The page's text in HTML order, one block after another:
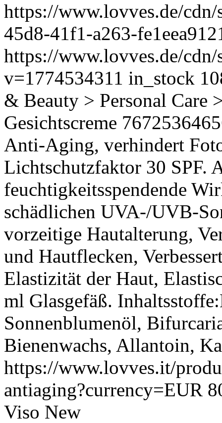
https://www.lovves.de/
45d8-41f1-a263-
https://www.lovves.de/
v=1774534311 in_stock
& Beauty > Personal Care
Gesichtscreme
Anti-Aging, verhindert
Lichtschutzfaktor 30 SPF.
feuchtigkeitsspendende
schädlichen UVA-/UVB-
vorzeitige Hautalterung,
und Hautflecken,
Elastizität der Haut,
ml Glasgefäß.
Sonnenblumenöl,
Bienenwachs, Allantoin,
https://www.lovves.it/
antiaging?currency=EUR
Viso New